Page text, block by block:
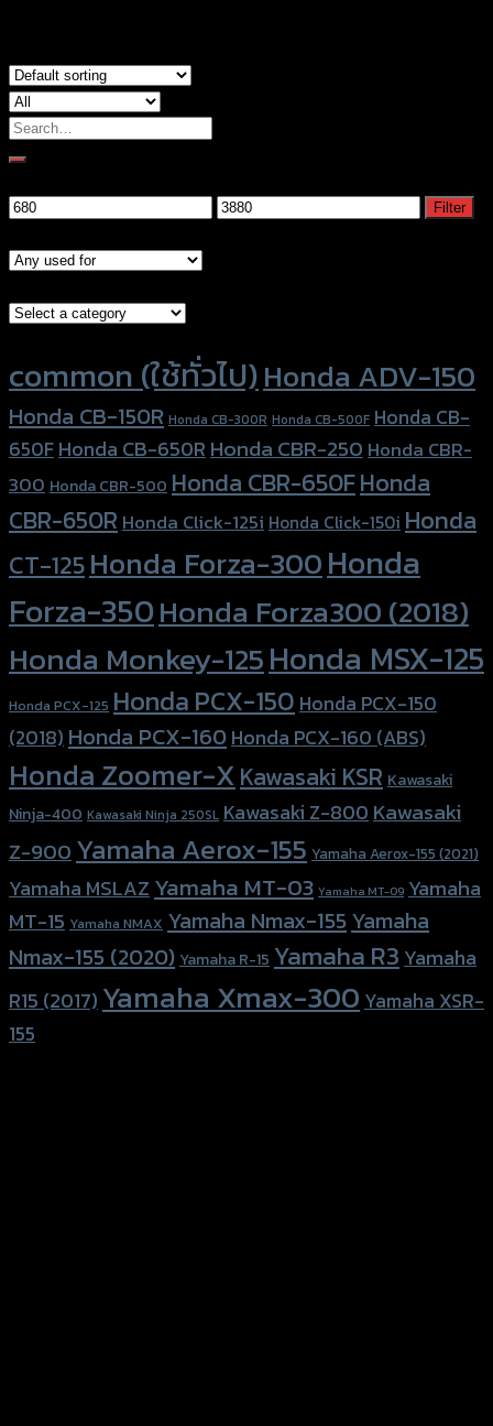
Search
for:
Min
Max
Filter
common (ใช้ทั่วไป)Honda ADV-150
Honda CB-150R Honda CB-300R Honda CB-500F Honda CB-
650FHonda CB-650RHonda CBR-250Honda CBR-
300 Honda CBR-500 Honda CBR-650FHonda
CBR-650R Honda Click-125i Honda Click-150i Honda
CT-125Honda Forza-300Honda
Forza-350Honda Forza300 (2018)
Honda Monkey-125Honda MSX-125
Honda PCX-125 Honda PCX-150 Honda PCX-150
(2018) Honda PCX-160Honda PCX-160 (ABS)
Honda Zoomer-XKawasaki KSR Kawasaki
Ninja-400 Kawasaki Ninja 250SL Kawasaki Z-800Kawasaki
Z-900Yamaha Aerox-155 Yamaha Aerox-155 (2021)
Yamaha MSLAZ Yamaha MT-03 Yamaha MT-09 Yamaha
MT-15 Yamaha NMAX Yamaha Nmax-155 Yamaha
Nmax-155 (2020) Yamaha R-15 Yamaha R3 Yamaha
R15 (2017) Yamaha Xmax-300 Yamaha XSR-
155